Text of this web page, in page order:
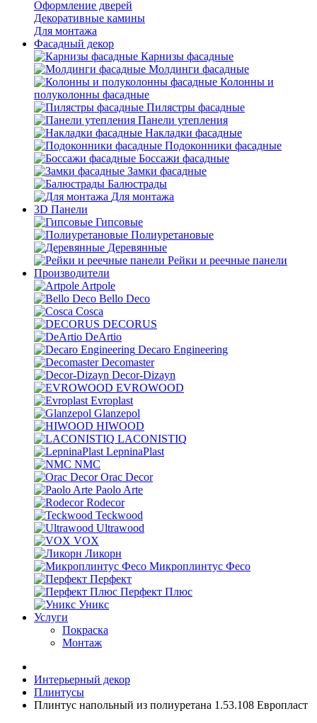
Оформление дверей
Декоративные камины
Для монтажа
Фасадный декор
Карнизы фасадные
Молдинги фасадные
Колонны и
полуколонны фасадные
Пилястры фасадные
Панели утепления
Накладки фасадные
Подоконники фасадные
Боссажи фасадные
Замки фасадные
Балюстрады
Для монтажа
3D Панели
Гипсовые
Полиуретановые
Деревянные
Рейки и реечные панели
Производители
Artpole
Bello Deco
Cosca
DECORUS
DeArtio
Decaro Engineering
Decomaster
Decor-Dizayn
EVROWOOD
Evroplast
Glanzepol
HIWOOD
LACONISTIQ
LepninaPlast
NMC
Orac Decor
Paolo Arte
Rodecor
Teckwood
Ultrawood
VOX
Ликорн
Микроплинтус Фесо
Перфект
Перфект Плюс
Уникс
Услуги
Покраска
Монтаж
Интерьерный декор
Плинтусы
Плинтус напольный из полиуретана 1.53.108 Европласт